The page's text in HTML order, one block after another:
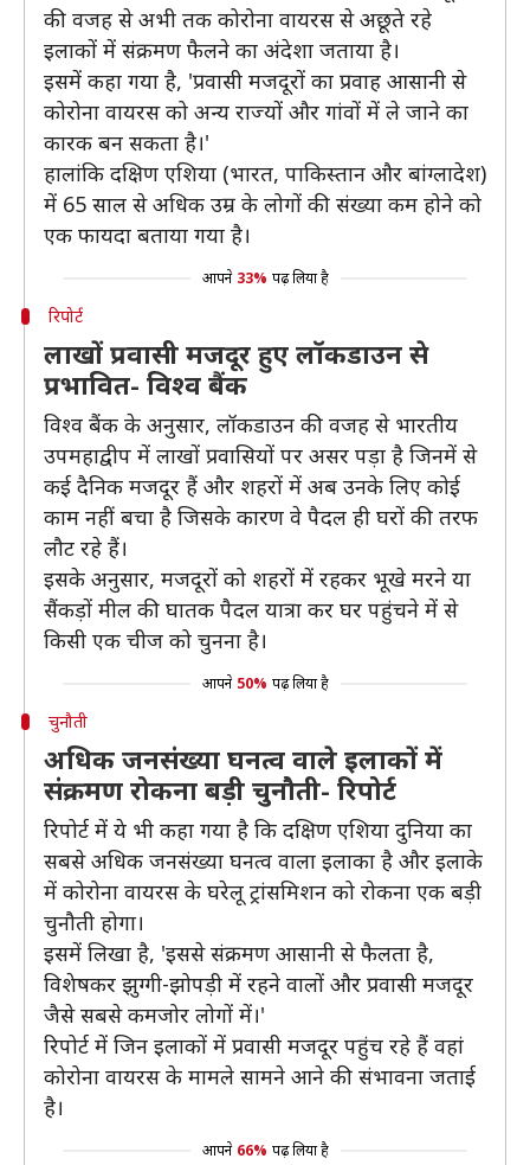
की वजह से अभी तक कोरोना वायरस से अछूते रहे
इलाकों में संक्रमण फैलने का अंदेशा जताया है।
इसमें कहा गया है, 'प्रवासी मजदूरों का प्रवाह आसानी से
कोरोना वायरस को अन्य राज्यों और गांवों में ले जाने का
कारक बन सकता है।'
हालांकि दक्षिण एशिया (भारत, पाकिस्तान और बांग्लादेश)
में 65 साल से अधिक उम्र के लोगों की संख्या कम होने को
एक फायदा बताया गया है।
आपने 33% पढ़ लिया है
रिपोर्ट
लाखों प्रवासी मजदूर हुए लॉकडाउन से
प्रभावित- विश्व बैंक
विश्व बैंक के अनुसार, लॉकडाउन की वजह से भारतीय
उपमहाद्वीप में लाखों प्रवासियों पर असर पड़ा है जिनमें से
कई दैनिक मजदूर हैं और शहरों में अब उनके लिए कोई
काम नहीं बचा है जिसके कारण वे पैदल ही घरों की तरफ
लौट रहे हैं।
इसके अनुसार, मजदूरों को शहरों में रहकर भूखे मरने या
सैंकड़ों मील की घातक पैदल यात्रा कर घर पहुंचने में से
किसी एक चीज को चुनना है।
आपने 50% पढ़ लिया है
चुनौती
अधिक जनसंख्या घनत्व वाले इलाकों में
संक्रमण रोकना बड़ी चुनौती- रिपोर्ट
रिपोर्ट में ये भी कहा गया है कि दक्षिण एशिया दुनिया का
सबसे अधिक जनसंख्या घनत्व वाला इलाका है और इलाके
में कोरोना वायरस के घरेलू ट्रांसमिशन को रोकना एक बड़ी
चुनौती होगा।
इसमें लिखा है, 'इससे संक्रमण आसानी से फैलता है,
विशेषकर झुग्गी-झोपड़ी में रहने वालों और प्रवासी मजदूर
जैसे सबसे कमजोर लोगों में।'
रिपोर्ट में जिन इलाकों में प्रवासी मजदूर पहुंच रहे हैं वहां
कोरोना वायरस के मामले सामने आने की संभावना जताई
है।
आपने 66% पढ़ लिया है